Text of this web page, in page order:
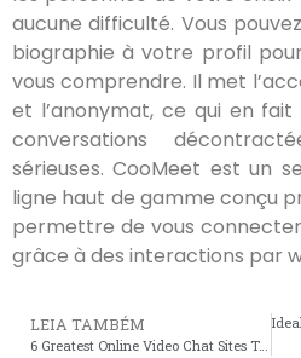
aucune difficulté. Vous
biographie à votre profil
vous comprendre. Il met
et l’anonymat, ce qui en
conversations
sérieuses. CooMeet est un
ligne haut de gamme conçu
permettre de vous
grâce à des interactions par
LEIA TAMBÉM
6 Greatest Online Video Chat Sites To Chat With Strangers